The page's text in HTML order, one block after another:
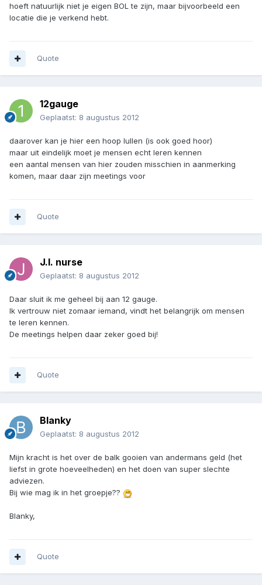
hoeft natuurlijk niet je eigen BOL te zijn, maar bijvoorbeeld een
locatie die je verkend hebt.
Quote
12gauge
Geplaatst: 8 augustus 2012
daarover kan je hier een hoop lullen (is ook goed hoor)
maar uit eindelijk moet je mensen echt leren kennen
een aantal mensen van hier zouden misschien in aanmerking
komen, maar daar zijn meetings voor
Quote
J.I. nurse
Geplaatst: 8 augustus 2012
Daar sluit ik me geheel bij aan 12 gauge.
Ik vertrouw niet zomaar iemand, vindt het belangrijk om mensen
te leren kennen.
De meetings helpen daar zeker goed bij!
Quote
Blanky
Geplaatst: 8 augustus 2012
Mijn kracht is het over de balk gooien van andermans geld (het
liefst in grote hoeveelheden) en het doen van super slechte
adviezen.
Bij wie mag ik in het groepje??
Blanky,
Quote